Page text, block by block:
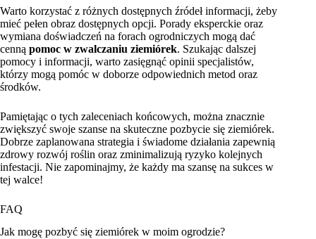
Warto korzystać z różnych dostępnych źródeł informacji, żeby
mieć pełen obraz dostępnych opcji. Porady eksperckie oraz
wymiana doświadczeń na forach ogrodniczych mogą dać
cenną pomoc w zwalczaniu ziemiórek. Szukając dalszej
pomocy i informacji, warto zasięgnąć opinii specjalistów,
którzy mogą pomóc w doborze odpowiednich metod oraz
środków.
Pamiętając o tych zaleceniach końcowych, można znacznie
zwiększyć swoje szanse na skuteczne pozbycie się ziemiórek.
Dobrze zaplanowana strategia i świadome działania zapewnią
zdrowy rozwój roślin oraz zminimalizują ryzyko kolejnych
infestacji. Nie zapominajmy, że każdy ma szansę na sukces w
tej walce!
FAQ
Jak mogę pozbyć się ziemiórek w moim ogrodzie?